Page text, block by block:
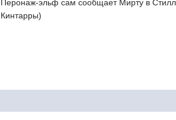
Перонаж-эльф сам сообщает Мирту в
Кинтарры)